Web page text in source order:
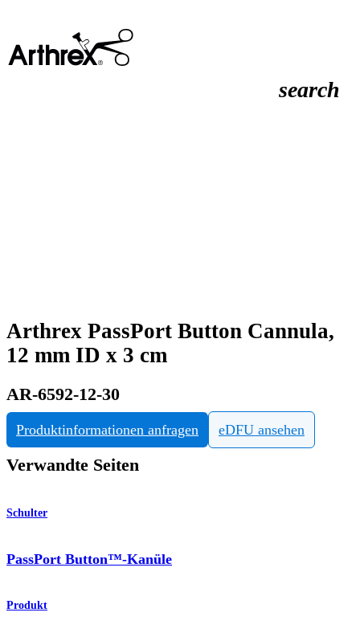
search
Arthrex PassPort Button Cannula,
12 mm ID x 3 cm
AR-6592-12-30
Produktinformationen anfragen eDFU ansehen
Verwandte Seiten
Schulter
PassPort Button™-Kanüle
Produkt